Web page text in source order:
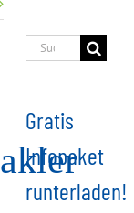
Suche
Gratis
Infopaket
runterladen!